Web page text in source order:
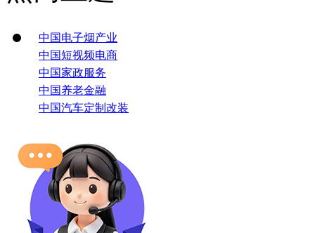
中国电子烟产业
中国短视频电商
中国家政服务
中国养老金融
中国汽车定制改装